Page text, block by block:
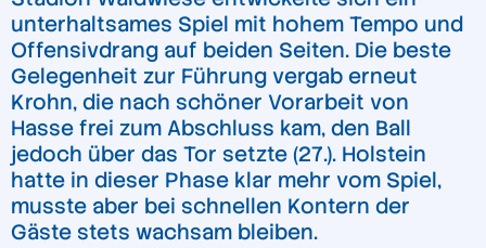
unterhaltsames Spiel mit hohem Tempo und
Offensivdrang auf beiden Seiten. Die beste
Gelegenheit zur Führung vergab erneut
Krohn, die nach schöner Vorarbeit von
Hasse frei zum Abschluss kam, den Ball
jedoch über das Tor setzte (27.). Holstein
hatte in dieser Phase klar mehr vom Spiel,
musste aber bei schnellen Kontern der
Gäste stets wachsam bleiben.